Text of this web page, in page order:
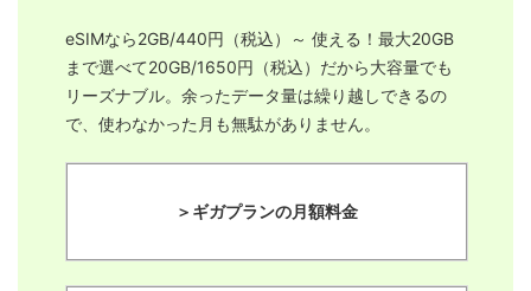
eSIMなら2GB/440円（税込）～ 使える！最大20GB
まで選べて20GB/1650円（税込）だから大容量でも
リーズナブル。余ったデータ量は繰り越しできるの
で、使わなかった月も無駄がありません。
＞ギガプランの月額料金